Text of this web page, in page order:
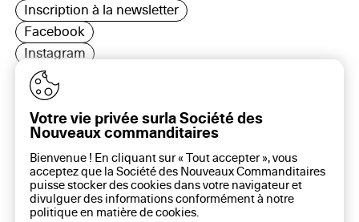
Inscription à la newsletter
Facebook
Instagram
LinkedIn
16 rue Rambuteau, 75003 Paris
Plan du site
Aide sur ce site
Gestion des cookies
Politique des cookies
Votre vie privée surla Société des
Nouveaux commanditaires
Bienvenue ! En cliquant sur « Tout accepter », vous
acceptez que la Société des Nouveaux Commanditaires
puisse stocker des cookies dans votre navigateur et
divulguer des informations conformément à notre
politique en matière decookies.